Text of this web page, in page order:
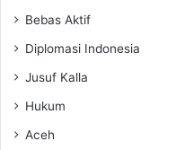
Bebas Aktif
Diplomasi Indonesia
Jusuf Kalla
Hukum
Aceh